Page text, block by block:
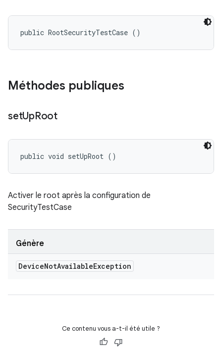
public RootSecurityTestCase ()
Méthodes publiques
setUpRoot
public void setUpRoot ()
Activer le root après la configuration de
SecurityTestCase
Génère
DeviceNotAvailableException
Ce contenu vous a-t-il été utile ?